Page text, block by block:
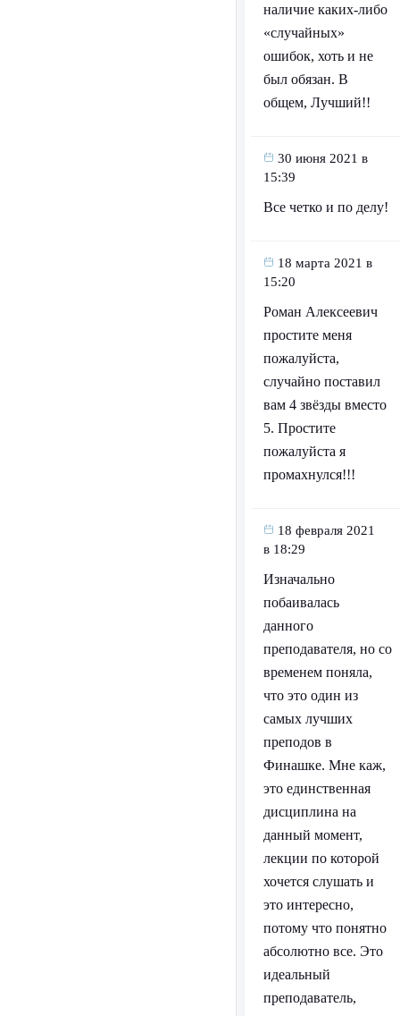
наличие каких-либо
«случайных»
ошибок, хоть и не
был обязан. В
общем, Лучший!!
30 июня 2021 в
15:39
Все четко и по делу!
18 марта 2021 в
15:20
Роман Алексеевич
простите меня
пожалуйста,
случайно поставил
вам 4 звёзды вместо
5. Простите
пожалуйста я
промахнулся!!!
18 февраля 2021
в 18:29
Изначально
побаивалась
данного
преподавателя, но со
временем поняла,
что это один из
самых лучших
преподов в
Финашке. Мне каж,
это единственная
дисциплина на
данный момент,
лекции по которой
хочется слушать и
это интересно,
потому что понятно
абсолютно все. Это
идеальный
преподаватель,